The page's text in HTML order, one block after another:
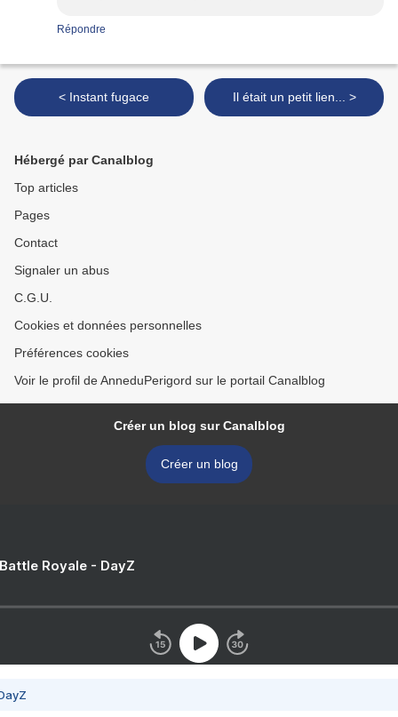
Répondre
< Instant fugace Il était un petit lien... >
Hébergé par Canalblog
Top articles
Pages
Contact
Signaler un abus
C.G.U.
Cookies et données personnelles
Préférences cookies
Voir le profil de AnneduPerigord sur le portail Canalblog
Créer un blog sur Canalblog
Créer un blog
Royale - DayZ